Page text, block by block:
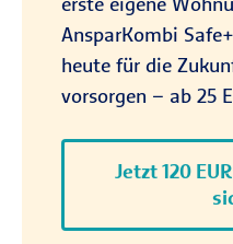
AnsparKombi
heute für die
vorsorgen – ab 25
Jetzt 120